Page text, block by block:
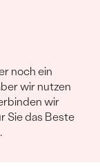
noch ein
wir nutzen
wir
Sie das Beste